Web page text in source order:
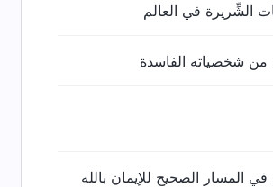
الشِّريرة في العالم
من شخصياته الفاسدة
المسار الصحيح للإيمان بالله